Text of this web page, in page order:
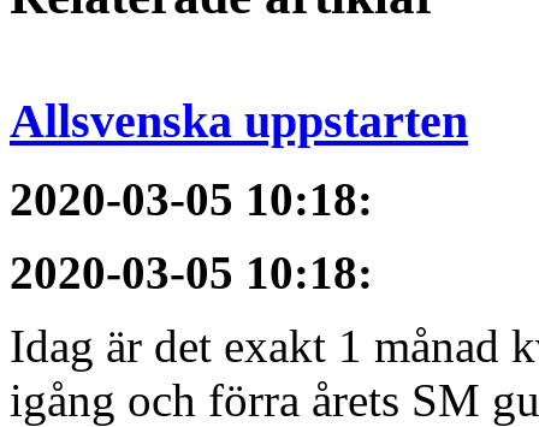
Allsvenska uppstarten
2020-03-05 10:18:
2020-03-05 10:18:
Idag är det exakt 1 månad
igång och förra årets SM